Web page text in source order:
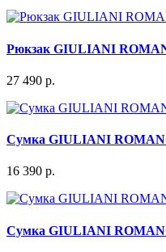
Рюкзак GIULIANI
27 490 р.
Сумка GIULIANI
16 390 р.
Сумка GIULIANI